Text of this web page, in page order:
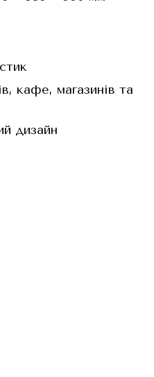
кафе, магазинів та
дизайн